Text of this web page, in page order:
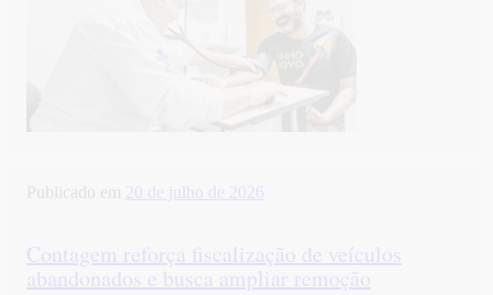
Publicado em 20 de julho de 2026
Contagem reforça fiscalização de veículos
abandonados e busca ampliar remoção